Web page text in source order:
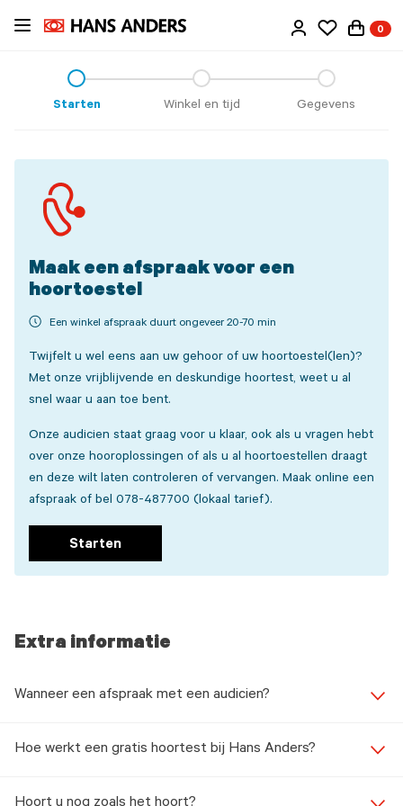
Ga
0
Starten Winkel en tijd Gegevens
Maak een afspraak voor een
hoortoestel
Een winkel afspraak duurt ongeveer 20-70 min
Twijfelt u wel eens aan uw gehoor of uw hoortoestel(len)?
Met onze vrijblijvende en deskundige hoortest, weet u al
snel waar u aan toe bent.
Onze audicien staat graag voor u klaar, ook als u vragen hebt
over onze hooroplossingen of als u al hoortoestellen draagt
en deze wilt laten controleren of vervangen. Maak online een
afspraak of bel 078-487700 (lokaal tarief).
Starten
Extra informatie
Wanneer een afspraak met een audicien?
Hoe werkt een gratis hoortest bij Hans Anders?